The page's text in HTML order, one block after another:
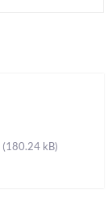
(180.24 kB)